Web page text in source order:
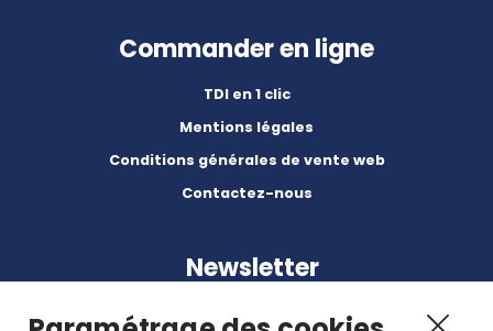
Commander en ligne
TDI en 1 clic
Mentions légales
Conditions générales de vente web
Contactez-nous
Newsletter